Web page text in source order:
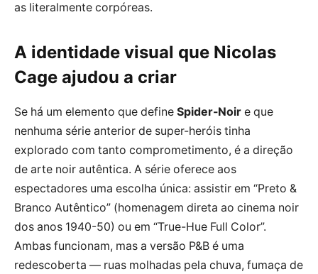
as literalmente corpóreas.
A identidade visual que Nicolas
Cage ajudou a criar
Se há um elemento que define Spider-Noir e que
nenhuma série anterior de super-heróis tinha
explorado com tanto comprometimento, é a direção
de arte noir autêntica. A série oferece aos
espectadores uma escolha única: assistir em “Preto &
Branco Autêntico” (homenagem direta ao cinema noir
dos anos 1940-50) ou em “True-Hue Full Color”.
Ambas funcionam, mas a versão P&B é uma
redescoberta — ruas molhadas pela chuva, fumaça de